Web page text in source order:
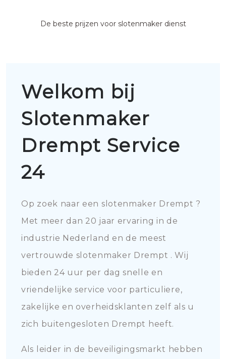
De beste prijzen voor slotenmaker dienst
Welkom bij
Slotenmaker
Drempt Service
24
Op zoek naar een slotenmaker Drempt ?
Met meer dan 20 jaar ervaring in de
industrie Nederland en de meest
vertrouwde slotenmaker Drempt . Wij
bieden 24 uur per dag snelle en
vriendelijke service voor particuliere,
zakelijke en overheidsklanten zelf als u
zich buitengesloten Drempt heeft.
Als leider in de beveiligingsmarkt hebben